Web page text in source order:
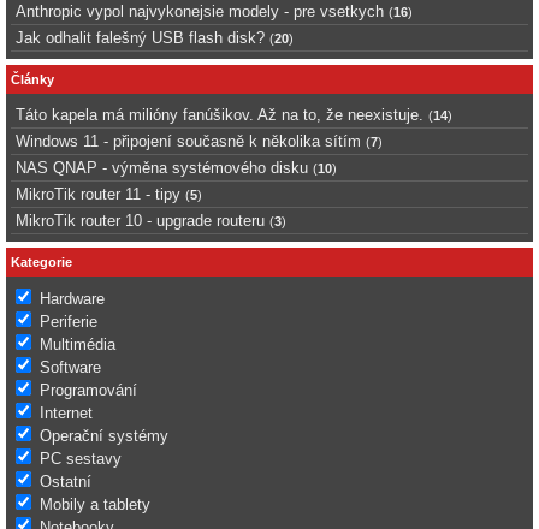
Anthropic vypol najvykonejsie modely - pre vsetkych (16)
Jak odhalit falešný USB flash disk? (20)
Články
Táto kapela má milióny fanúšikov. Až na to, že neexistuje. (14)
Windows 11 - připojení současně k několika sítím (7)
NAS QNAP - výměna systémového disku (10)
MikroTik router 11 - tipy (5)
MikroTik router 10 - upgrade routeru (3)
Kategorie
Hardware
Periferie
Multimédia
Software
Programování
Internet
Operační systémy
PC sestavy
Ostatní
Mobily a tablety